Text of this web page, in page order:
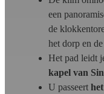
een
de
het dorp en
Het pad leidt
kapel van
U passeert